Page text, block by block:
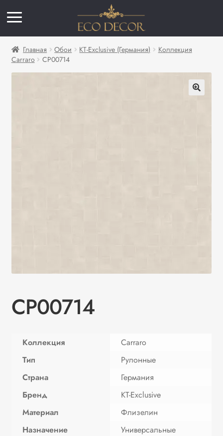
Главная Обои KT-Exclusive (Германия)
Коллекция
Carraro
CP00714
CP00714
Коллекция
Carraro
Тип
Рулонные
Страна
Германия
Бренд
KT-Exclusive
Материал
Флизелин
Назначение
Универсальные